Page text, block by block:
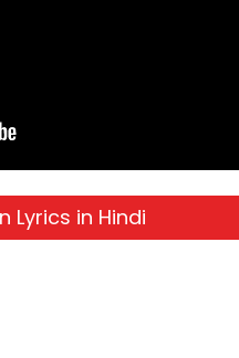
Lyrics in Hindi